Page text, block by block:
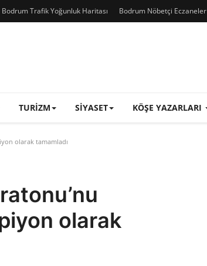
Bodrum Trafik Yoğunluk Haritası Bodrum Nöbetçi Eczaneler
TURIZM SIYASET KÖŞE YAZARLARI
olarak tamamladı
olarak